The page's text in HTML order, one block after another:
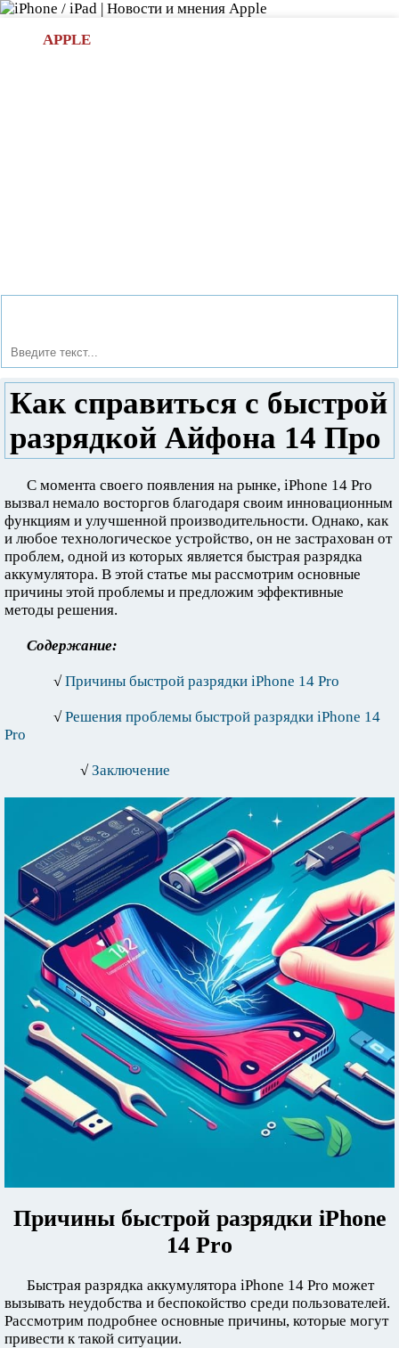
APPLE
Как справиться с быстрой
разрядкой Айфона 14 Про
С момента своего появления на рынке, iPhone 14 Pro
вызвал немало восторгов благодаря своим инновационным
функциям и улучшенной производительности. Однако, как
и любое технологическое устройство, он не застрахован от
проблем, одной из которых является быстрая разрядка
аккумулятора. В этой статье мы рассмотрим основные
причины этой проблемы и предложим эффективные
методы решения.
Содержание:
√Причины быстрой разрядки iPhone 14 Pro
√Решения проблемы быстрой разрядки iPhone 14
Pro
√Заключение
Причины быстрой разрядки iPhone
14 Pro
Быстрая разрядка аккумулятора iPhone 14 Pro может
вызывать неудобства и беспокойство среди пользователей.
Рассмотрим подробнее основные причины, которые могут
привести к такой ситуации.